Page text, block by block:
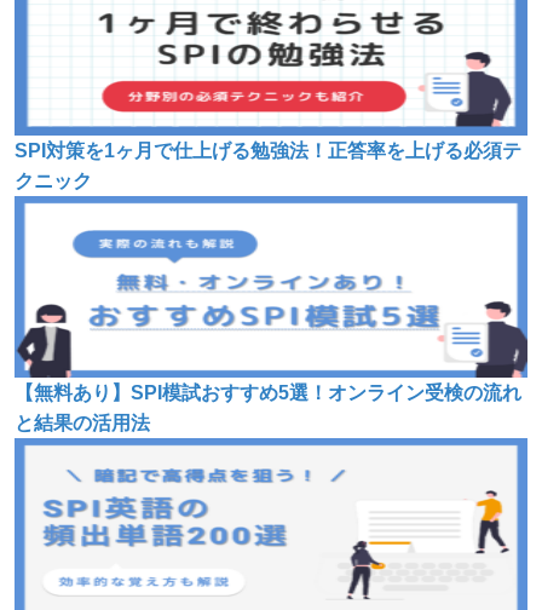
SPI対策を1ヶ月で仕上げる勉強法！正答率を上げる必須テ
クニック
【無料あり】SPI模試おすすめ5選！オンライン受検の流れ
と結果の活用法